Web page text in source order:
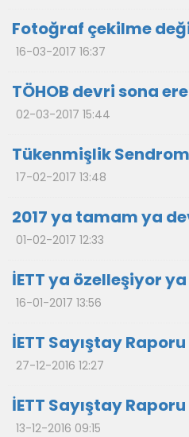
Fotoğraf çekilme
16-03-2017 16:37
TÖHOB devri sona
02-03-2017 15:44
Tükenmişlik
17-02-2017 13:48
2017 ya tamam ya
01-02-2017 12:33
İETT ya özelleşiyor
16-01-2017 13:56
İETT Sayıştay
27-12-2016 12:27
İETT Sayıştay
13-12-2016 09:15